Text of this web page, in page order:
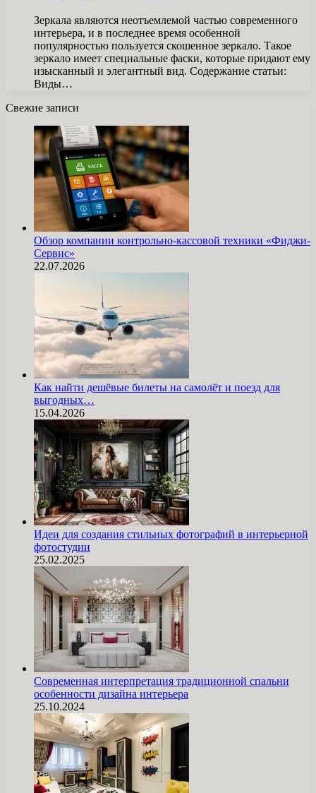
Зеркала являются неотъемлемой частью современного
интерьера, и в последнее время особенной
популярностью пользуется скошенное зеркало. Такое
зеркало имеет специальные фаски, которые придают ему
изысканный и элегантный вид. Содержание статьи:
Виды…
Свежие записи
Обзор компании контрольно-кассовой техники «Фиджи-
Сервис»
22.07.2026
Как найти дешёвые билеты на самолёт и поезд для
выгодных…
15.04.2026
Идеи для создания стильных фотографий в интерьерной
фотостудии
25.02.2025
Современная интерпретация традиционной спальни
особенности дизайна интерьера
25.10.2024